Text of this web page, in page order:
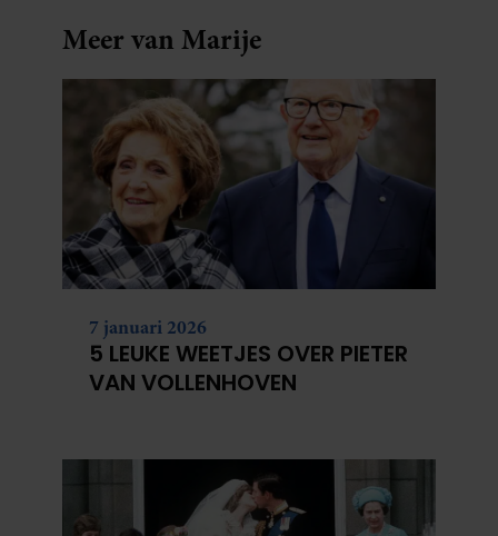
Meer van Marije
7 januari 2026
5 LEUKE WEETJES OVER PIETER
VAN VOLLENHOVEN